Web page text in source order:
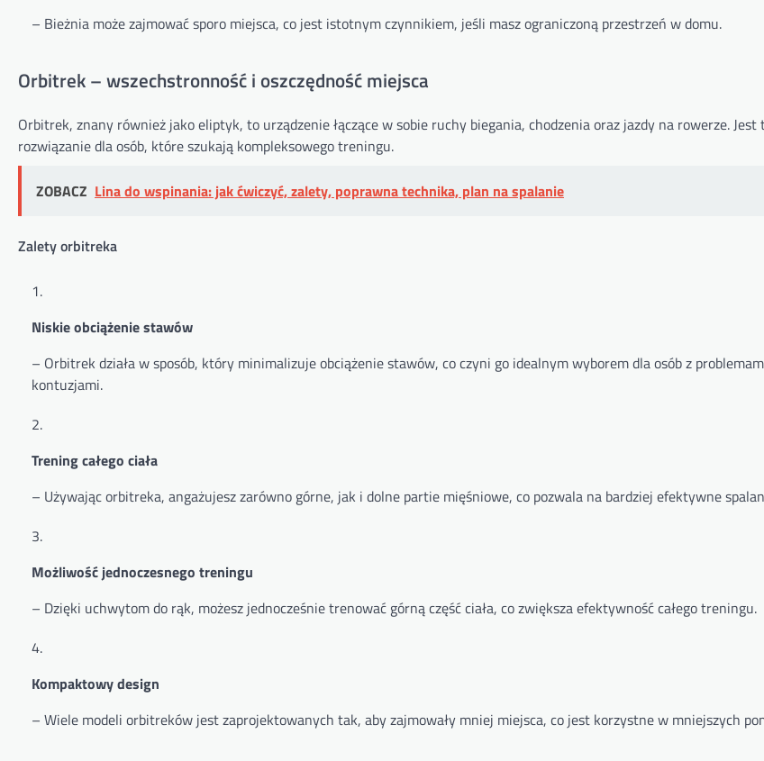
– Bieżnia może zajmować sporo miejsca, co jest istotnym czynnikiem, jeśli masz ograniczoną przestrzeń w domu.
Orbitrek – wszechstronność i oszczędność miejsca
Orbitrek, znany również jako eliptyk, to urządzenie łączące w sobie ruchy biegania, chodzenia oraz jazdy na rowerze.
rozwiązanie dla osób, które szukają kompleksowego treningu.
ZOBACZ Lina do wspinania: jak ćwiczyć, zalety, poprawna technika, plan na spalanie
Zalety orbitreka
Niskie obciążenie stawów
– Orbitrek działa w sposób, który minimalizuje obciążenie stawów, co czyni go idealnym wyborem dla osób z
kontuzjami.
Trening całego ciała
– Używając orbitreka, angażujesz zarówno górne, jak i dolne partie mięśniowe, co pozwala na bardziej efektywne
Możliwość jednoczesnego treningu
– Dzięki uchwytom do rąk, możesz jednocześnie trenować górną część ciała, co zwiększa efektywność całego treningu.
Kompaktowy design
– Wiele modeli orbitreków jest zaprojektowanych tak, aby zajmowały mniej miejsca, co jest korzystne w mniejszych